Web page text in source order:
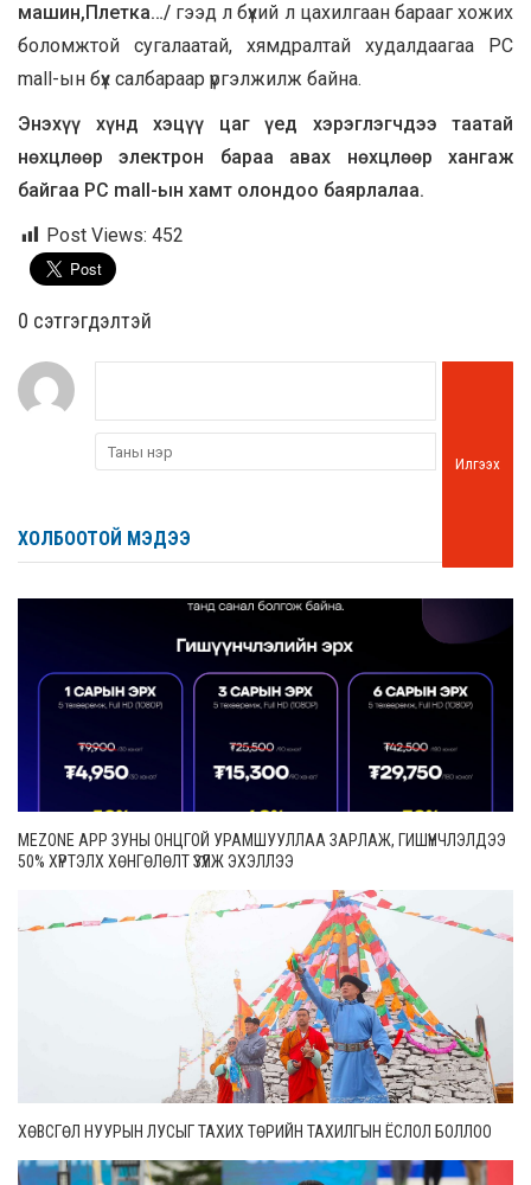
машин,Плетка…/ гээд л бүхий л цахилгаан барааг хожих
боломжтой сугалаатай, хямдралтай худалдаагаа PC
mall-ын бүх салбараар үргэлжилж байна.
Энэхүү хүнд хэцүү цаг үед хэрэглэгчдээ таатай
нөхцлөөр электрон бараа авах нөхцлөөр хангаж
байгаа PC mall-ын хамт олондоо баярлалаа.
Post Views: 452
0 cэтгэгдэлтэй
Илгээх
ХОЛБООТОЙ МЭДЭЭ
MEZONE APP ЗУНЫ ОНЦГОЙ УРАМШУУЛЛАА ЗАРЛАЖ, ГИШҮҮНЧЛЭЛДЭЭ
50% ХҮРТЭЛХ ХӨНГӨЛӨЛТ ҮЗҮҮЛЖ ЭХЭЛЛЭЭ
ХӨВСГӨЛ НУУРЫН ЛУСЫГ ТАХИХ ТӨРИЙН ТАХИЛГЫН ЁСЛОЛ БОЛЛОО